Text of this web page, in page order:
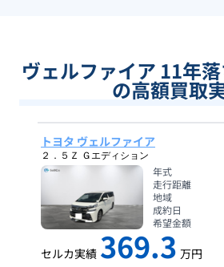
ヴェルファイア 11年
の高額買取
トヨタ ヴェルファイア
２．５Ｚ Ｇエディション
年式
走行距離
地域
成約日
希望金額
セルカ実績 369.3 万円